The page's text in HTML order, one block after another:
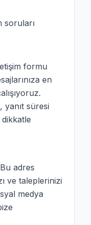
soruları
formu
en
süresi
adres
ve taleplerinizi
medya